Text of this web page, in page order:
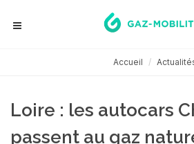
Accueil
Loire : les autocars
passent au gaz